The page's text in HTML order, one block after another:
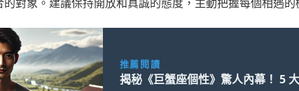
對象。建議保持開放和真誠的態度，主動把握每個相遇的
推薦閱讀
揭秘《巨蟹座個性》驚人內幕！ 5